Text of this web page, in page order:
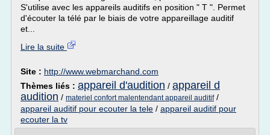
S'utilise avec les appareils auditifs en position " T ". Permet
d'écouter la télé par le biais de votre appareillage auditif
et...
Lire la suite
Site : http://www.webmarchand.com
Thèmes liés : appareil d'audition / appareil d
audition / materiel confort malentendant appareil auditif/
appareil auditif pour ecouter la tele / appareil auditif pour
ecouter la tv